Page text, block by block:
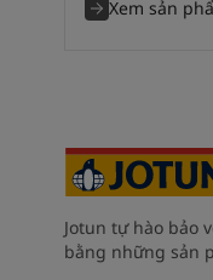
Xem sản
Jotun tự hào bảo
bằng những sản